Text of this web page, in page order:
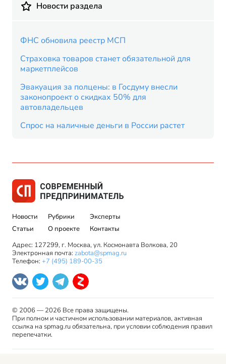
Новости раздела
ФНС обновила реестр МСП
Страховка товаров станет обязательной для
маркетплейсов
Эвакуация за полцены: в Госдуму внесли
законопроект о скидках 50% для
автовладельцев
Спрос на наличные деньги в России растет
Новости
Статьи
Рубрики
О проекте
Эксперты
Контакты
Адрес: 127299, г. Москва, ул. Космонавта Волкова, 20
Электронная почта: zabota@spmag.ru
Телефон: +7 (495) 189-00-35
© 2006 — 2026 Все права защищены.
При полном и частичном использовании материалов, активная
ссылка на spmag.ru обязательна, при условии соблюдения правил
перепечатки.